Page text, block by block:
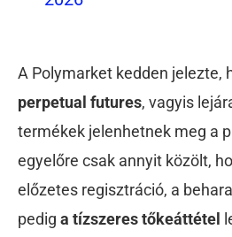
A Polymarket kedden jelezte,
perpetual futures, vagyis
termékek jelenhetnek meg a
egyelőre csak annyit közölt,
előzetes regisztráció, a
pedig a tízszeres tőkeáttétel